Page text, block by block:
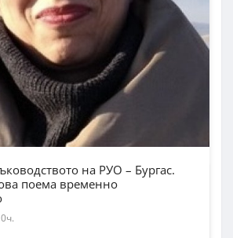
на РУО – Бургас.
поема временно